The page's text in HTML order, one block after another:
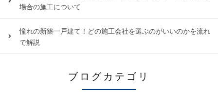
場合の施工について
憧れの新築一戸建て！どの施工会社を選ぶのがいいのかを流れ
で解説
ブログカテゴリ